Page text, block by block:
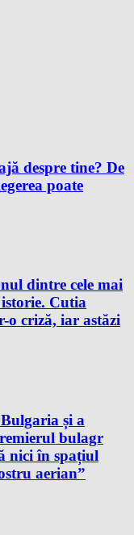
despre tine? De
poate
dintre cele mai
Cutia
o criză, iar astăzi
și a
bulagr
nici în spațiul
aerian”